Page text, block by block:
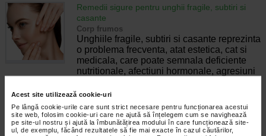
Acest site utilizează cookie-uri
Pe lângă cookie-urile care sunt strict necesare pentru funcționarea acestui
site web, folosim cookie-uri care ne ajută să înțelegem cum se navighează
pe site-ul nostru și ajută la îmbunătățirea modului în care funcționează site-
ul, de exemplu, făcând rezultatele să fie mai exacte în cazul căutărilor,
Remedii sigure pentru unghii fragile, subtiri si
casante
Corp frumos
Unghiile fragile, subtiri si casante reprezinta
o problema frecventa, atat estetica, cat si
medicala, care poate semnala deficiente
nutritionale, afectiuni hormonale, agresiuni
Remedii sigure pentru calcaie crapate
Corp frumos